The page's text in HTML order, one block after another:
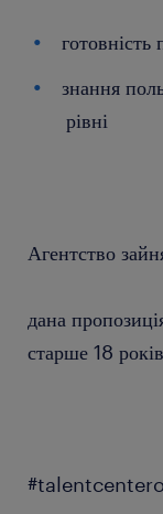
знання
рівні
Агентство
дана
старше 18 років